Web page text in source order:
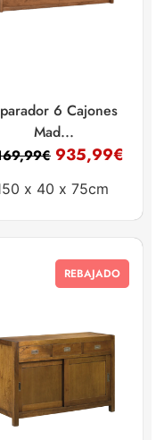
6 Cajones
Mad...
€ 935,99€
x 40 x 75cm
REBAJADO